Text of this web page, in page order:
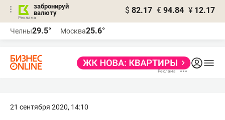
забронируй
валюту
$ 82.17 € 94.84 ¥ 12.17
Челны29.5° Москва25.6°
21 сентября 2020, 14:10